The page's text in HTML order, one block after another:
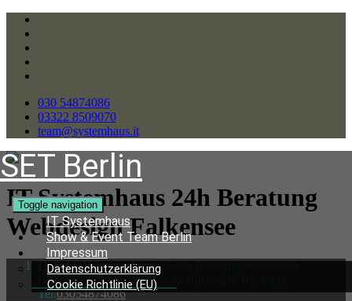
030 54874086
03322 8509070
team@systemhaus.it
SET Berlin
Toggle navigation
IT Systemhaus
Show & Event Team Berlin
Impressum
Datenschutzerklärung
Cookie Richtlinie (EU)
IT Systemhaus 24h Beratung
Webdesign Falkensee
IT & EDV Systemhaus/24h Beratung Webdesign
Falkensee Ihre Firma braucht Hilfe? 24h Beratung
Tel:03054874086